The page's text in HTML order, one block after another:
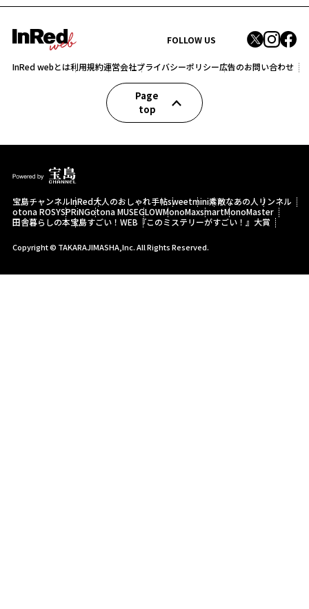
FOLLOW US
InRed webとは利用規約運営会社プライバシーポリシー広告のお問い合わせ
Page
top
宝島チャンネルInRed大人のおしゃれ手帖sweetmini素敵なあの人リンネル
otona ROSYSPRiNGotona MUSEGLOWMonoMaxsmartMonoMaster
田舎暮らしの本宝島すごい！WEB 『このミステリーがすごい！』大賞
Copyright © TAKARAJIMASHA,Inc. All Rights Reserved.